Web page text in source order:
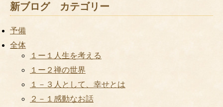
新ブログ カテゴリー
予備
全体
１ー１人生を考える
１ー２禅の世界
１－３人として、幸せとは
２－１感動なお話